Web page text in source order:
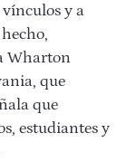
y a
hecho,
Wharton
que
que
estudiantes y